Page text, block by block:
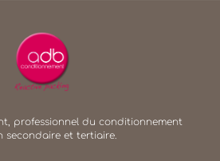
professionnel du conditionnement
secondaire et tertiaire.